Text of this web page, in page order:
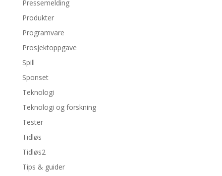
Pressemelding
Produkter
Programvare
Prosjektoppgave
Spill
Sponset
Teknologi
Teknologi og forskning
Tester
Tidløs
Tidløs2
Tips & guider